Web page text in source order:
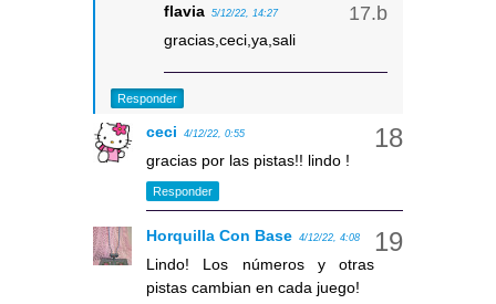
flavia 5/12/22, 14:27
gracias,ceci,ya,sali
Responder
ceci 4/12/22, 0:55
gracias por las pistas!! lindo !
Responder
Horquilla Con Base 4/12/22, 4:08
Lindo! Los números y otras
pistas cambian en cada juego!